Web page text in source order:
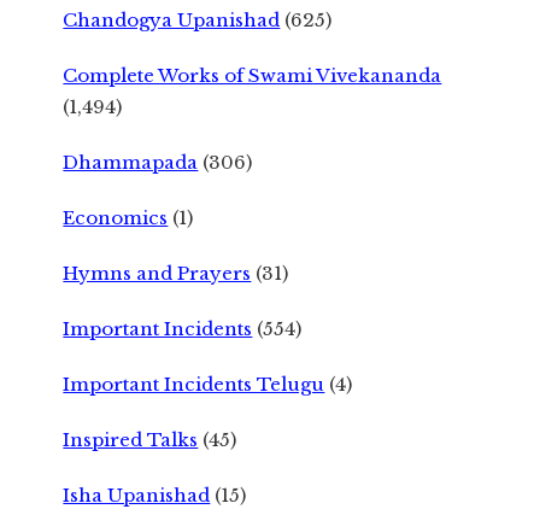
Chandogya Upanishad (625)
Complete Works of Swami Vivekananda
(1,494)
Dhammapada (306)
Economics (1)
Hymns and Prayers (31)
Important Incidents (554)
Important Incidents Telugu (4)
Inspired Talks (45)
Isha Upanishad (15)